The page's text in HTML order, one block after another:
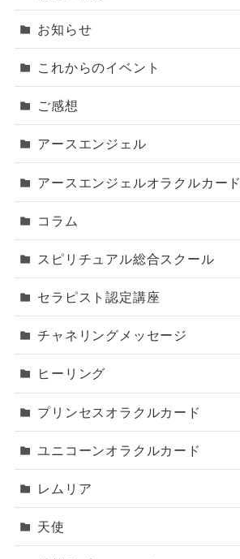
お知らせ
これからのイベント
ご感想
アースエンジェル
アースエンジェルオラクルカード
コラム
スピリチュアル総合スクール
セラピスト認定講座
チャネリングメッセージ
ヒーリング
プリンセスオラクルカード
ユニコーンオラクルカード
レムリア
天使